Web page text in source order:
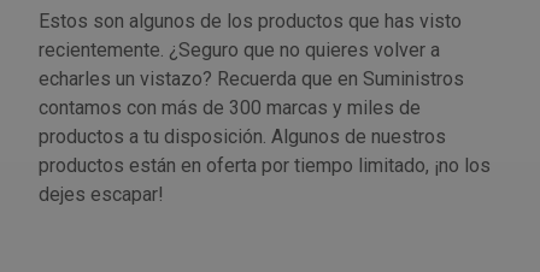
Estos son algunos de los productos que has visto
recientemente. ¿Seguro que no quieres volver a
echarles un vistazo? Recuerda que en Suministros
contamos con más de 300 marcas y miles de
productos a tu disposición. Algunos de nuestros
productos están en oferta por tiempo limitado, ¡no los
dejes escapar!